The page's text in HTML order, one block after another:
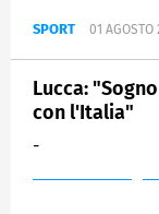
SPORT 01 AGOSTO
Lucca:
con l'Italia"
-